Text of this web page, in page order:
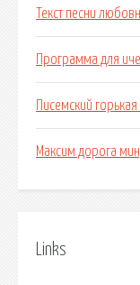
Текст песни
Программа для
Писемский
Максим дорога
Links